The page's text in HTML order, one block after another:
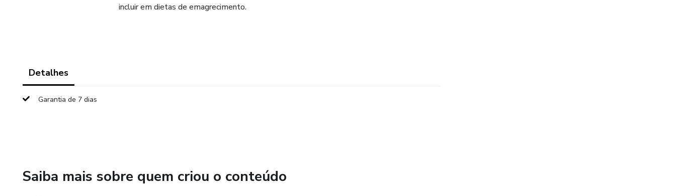
incluir em dietas de emagrecimento.
Detalhes
Garantia de 7 dias
Saiba mais sobre quem criou o conteúdo